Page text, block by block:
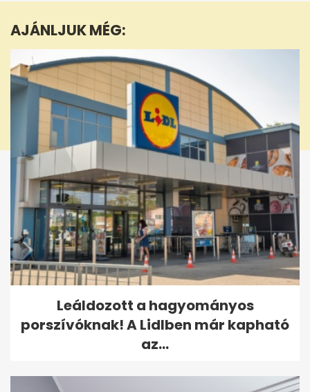
1
28
seconds
AJÁNLJUK MÉG:
Leáldozott a hagyományos
porszívóknak! A Lidlben már kapható
az...